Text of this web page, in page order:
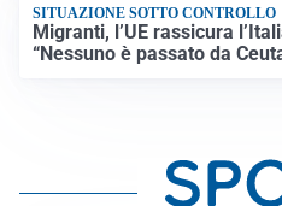
SITUAZIONE SOTTO CONTROLLO
Migranti, l’UE rassicura
“Nessuno è passato da